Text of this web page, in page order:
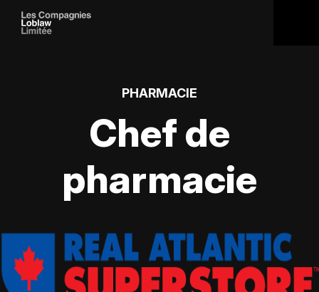
PHARMACIE
Chef de
pharmacie